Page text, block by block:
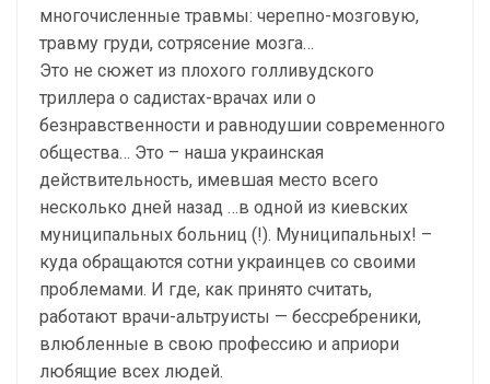
многочисленные травмы: черепно-мозговую,
травму груди, сотрясение мозга…
Это не сюжет из плохого голливудского
триллера о садистах-врачах или о
безнравственности и равнодушии современного
общества… Это – наша украинская
действительность, имевшая место всего
несколько дней назад …в одной из киевских
муниципальных больниц (!). Муниципальных! –
куда обращаются сотни украинцев со своими
проблемами. И где, как принято считать,
работают врачи-альтруисты — бессребреники,
влюбленные в свою профессию и априори
любящие всех людей.